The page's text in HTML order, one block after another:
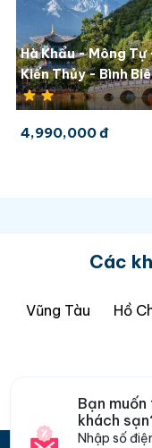
Hà Khẩu - Mông Tự
Kiến Thủy - Bình
4,990,000 đ
Các
Vũng Tàu Hồ
Bạn
khách
Nhập số